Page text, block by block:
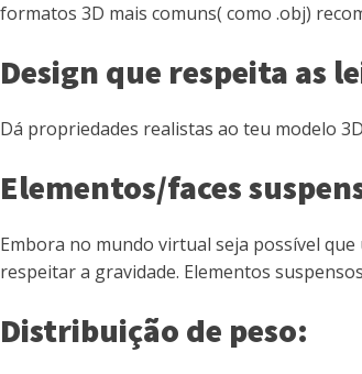
formatos 3D mais comuns( como .obj)
Design que respeita as
Dá propriedades realistas ao teu modelo
Elementos/faces
Embora no mundo virtual seja possível
respeitar a gravidade. Elementos
Distribuição de peso: